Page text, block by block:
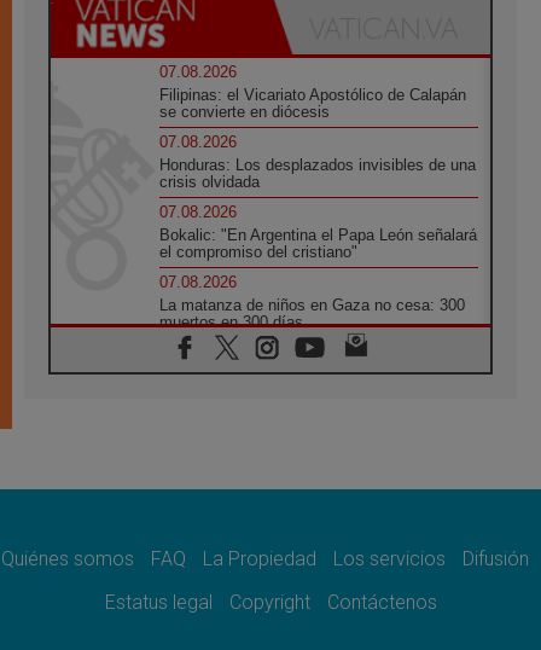
07.08.2026
Filipinas: el Vicariato Apostólico de Calapán
se convierte en diócesis
07.08.2026
Honduras: Los desplazados invisibles de una
crisis olvidada
07.08.2026
Bokalic: "En Argentina el Papa León señalará
el compromiso del cristiano"
07.08.2026
La matanza de niños en Gaza no cesa: 300
muertos en 300 días
07.08.2026
Tagle: La guerra desfigura el mundo, solo la
como misión al servicio del Evangelio
SIGNIS 2026, dar voz a las religiosas en el
espacio público
Quiénes somos FAQ La Propiedad Los servicios
Difusión
Estatus legal
Copyright Contáctenos